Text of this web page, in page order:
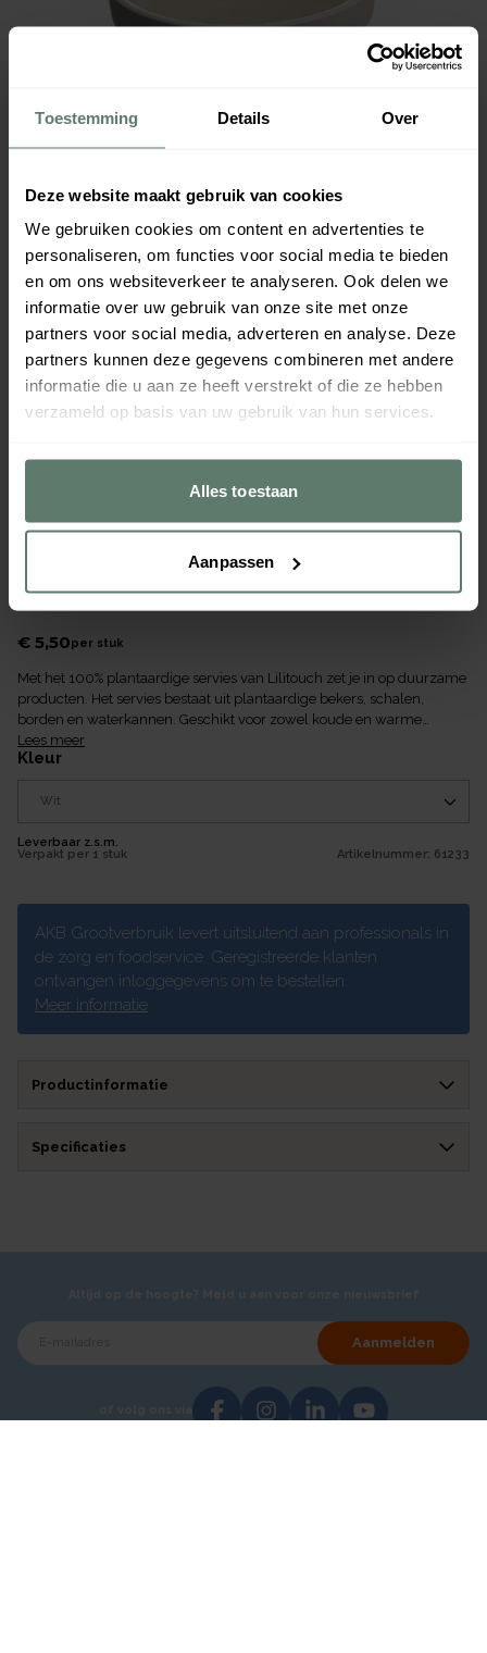
Toestemming Details Over
Deze website maakt gebruik van cookies
We gebruiken cookies om content en advertenties te
personaliseren, om functies voor social media te bieden
en om ons websiteverkeer te analyseren. Ook delen we
informatie over uw gebruik van onze site met onze
partners voor social media, adverteren en analyse. Deze
partners kunnen deze gegevens combineren met andere
informatie die u aan ze heeft verstrekt of die ze hebben
verzameld op basis van uw gebruik van hun services.
Alles toestaan
Aanpassen
Ramequin wit 100% plantaardig 160cc
€ 5,50per stuk
Met het 100% plantaardige servies van Lilitouch zet je in op duurzame
producten. Het servies bestaat uit plantaardige bekers, schalen,
borden en waterkannen. Geschikt voor zowel koude en warme
gerechten. Het gehele assortiment is biobased, biologisch afbreekbaar
en composteerbaar. Zowel inzetbaar voor huishoudelijk- en
Lees meer
kleur
Leverbaar z.s.m.
Verpakt per 1 stuk Artikelnummer: 61233
AKB Grootverbruik levert uitsluitend aan professionals in
de zorg en foodservice. Geregistreerde klanten
ontvangen inloggegevens om te bestellen.
Meer informatie
Productinformatie
Specificaties
Aanmelden